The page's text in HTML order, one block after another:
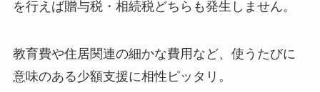
を行えば贈与税・相続税どちらも発生しません。
教育費や住居関連の細かな費用など、使うたびに
意味のある少額支援に相性ピッタリ。